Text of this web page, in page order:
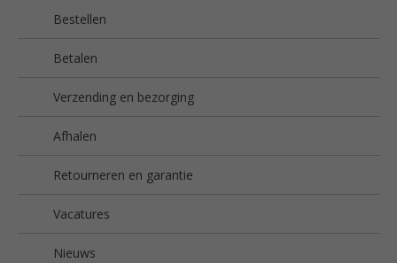
Bestellen
Betalen
Verzending en bezorging
Afhalen
Retourneren en garantie
Vacatures
Nieuws